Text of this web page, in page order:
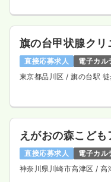
旗の台甲状腺クリ
直接応募求人
電子カル
東京都品川区/ 旗の台駅
えがおの森こど
直接応募求人
電子カル
神奈川県川崎市高津区/ 高